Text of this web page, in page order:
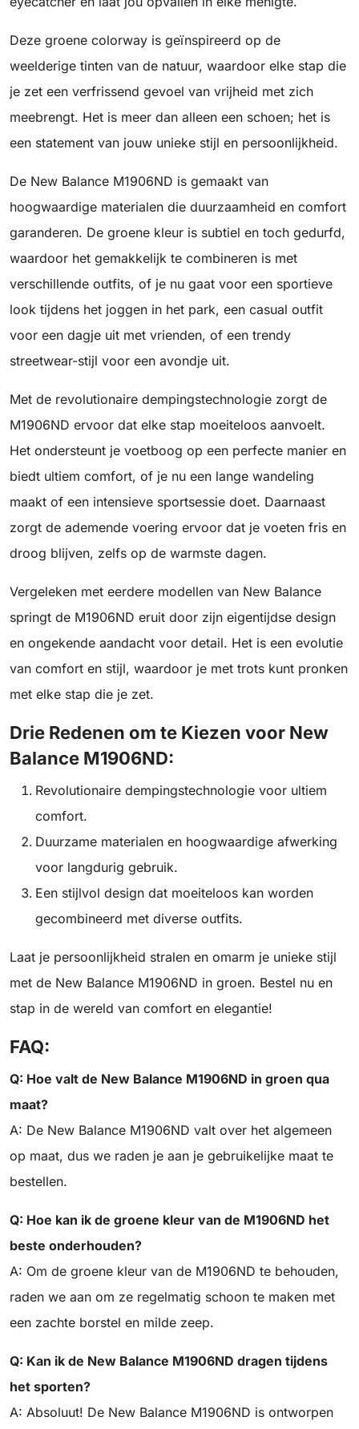
Deze groene colorway is geïnspireerd op de
weelderige tinten van de natuur, waardoor elke stap die
je zet een verfrissend gevoel van vrijheid met zich
meebrengt. Het is meer dan alleen een schoen; het is
een statement van jouw unieke stijl en persoonlijkheid.
De New Balance M1906ND is gemaakt van
hoogwaardige materialen die duurzaamheid en comfort
garanderen. De groene kleur is subtiel en toch gedurfd,
waardoor het gemakkelijk te combineren is met
verschillende outfits, of je nu gaat voor een sportieve
look tijdens het joggen in het park, een casual outfit
voor een dagje uit met vrienden, of een trendy
streetwear-stijl voor een avondje uit.
Met de revolutionaire dempingstechnologie zorgt de
M1906ND ervoor dat elke stap moeiteloos aanvoelt.
Het ondersteunt je voetboog op een perfecte manier en
biedt ultiem comfort, of je nu een lange wandeling
maakt of een intensieve sportsessie doet. Daarnaast
zorgt de ademende voering ervoor dat je voeten fris en
droog blijven, zelfs op de warmste dagen.
Vergeleken met eerdere modellen van New Balance
springt de M1906ND eruit door zijn eigentijdse design
en ongekende aandacht voor detail. Het is een evolutie
van comfort en stijl, waardoor je met trots kunt pronken
met elke stap die je zet.
Drie Redenen om te Kiezen voor New
Balance M1906ND:
Revolutionaire dempingstechnologie voor ultiem
comfort.
Duurzame materialen en hoogwaardige afwerking
voor langdurig gebruik.
Een stijlvol design dat moeiteloos kan worden
gecombineerd met diverse outfits.
Laat je persoonlijkheid stralen en omarm je unieke stijl
met de New Balance M1906ND in groen. Bestel nu en
stap in de wereld van comfort en elegantie!
FAQ:
Q: Hoe valt de New Balance M1906ND in groen qua
maat?
A: De New Balance M1906ND valt over het algemeen
op maat, dus we raden je aan je gebruikelijke maat te
bestellen.
Q: Hoe kan ik de groene kleur van de M1906ND het
beste onderhouden?
A: Om de groene kleur van de M1906ND te behouden,
raden we aan om ze regelmatig schoon te maken met
een zachte borstel en milde zeep.
Q: Kan ik de New Balance M1906ND dragen tijdens
het sporten?
A: Absoluut! De New Balance M1906ND is ontworpen